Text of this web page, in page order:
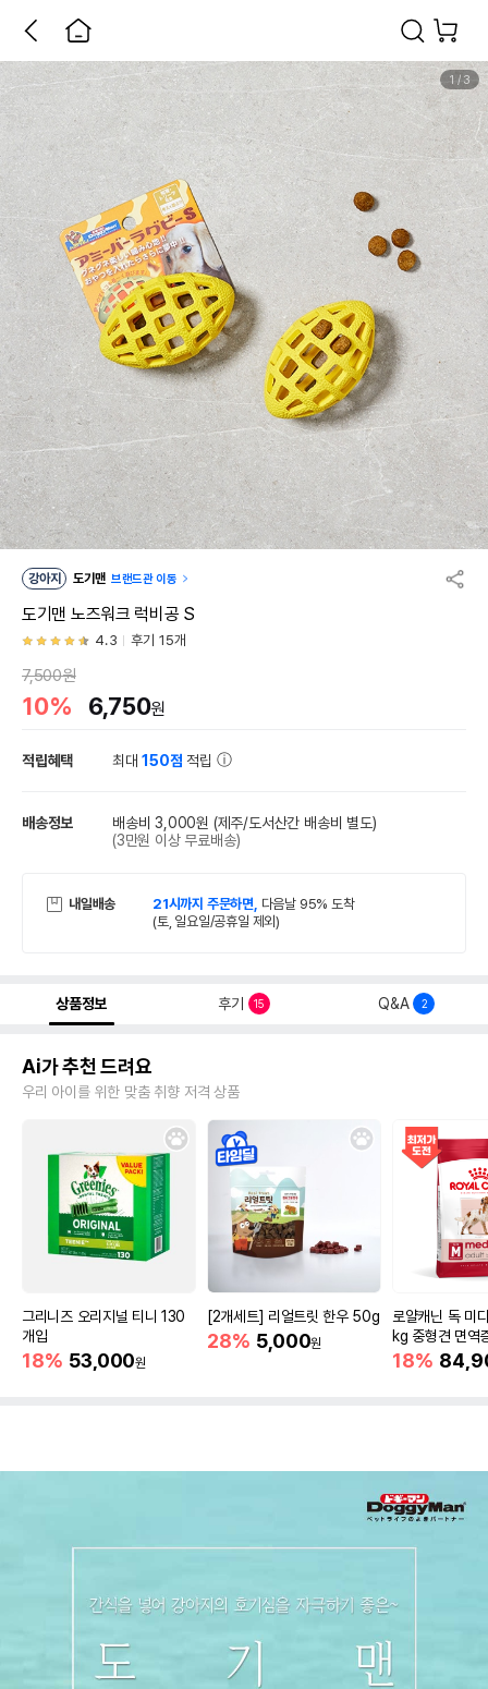
1 / 3
강아지 도기맨 브랜드관 이동
도기맨 노즈워크 럭비공 S
4.3 후기 15개
7,500원
10% 6,750원
적립혜택 최대150점 적립
배송정보 배송비 3,000원 (제주/도서산간 배송비 별도)
(3만원 이상 무료배송)
내일배송 21시까지 주문하면, 다음날 95% 도착
(토, 일요일/공휴일 제외)
상품정보 후기 15 Q&A 2
Ai가 추천 드려요
우리 아이를 위한 맞춤 취향 저격 상품
그리니즈 오리지널 티니 130
개입
18% 53,000원
[2개세트] 리얼트릿 한우 50g
28% 5,000원
로얄캐닌 독 미
kg 중형견 면역
18%